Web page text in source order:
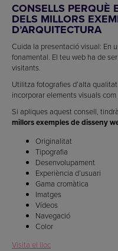
CONSELLS PERQUÈ
DELS MILLORS
D’ARQUITECTURA
Cuida la presentació visual: En
fonamental. El teu web ha de
visitants.
Utilitza fotografies d’alta
incorporar elements visuals
Si apliques aquest consell,
millors exemples de disseny
Originalitat
Tipografia
Desenvolupament
Experiència d’usuari
Gama cromàtica
Imatges
Vídeos
Navegació
Color
Visita el lloc